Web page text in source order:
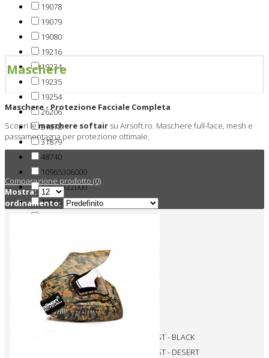
19078
19079
19080
19216
19234
19235
19254
26206
31878
31879
48740
10965306000
10965322000
10965332800
AC6OVN09
Berretti
Cappelli
FM-F0026-BK
FM-F0026-OD
HALF MASK II FMA PER CASCO FAST - BLACK
HALF MASK II FMA PER CASCO FAST - DESERT
Maschere
Maschere - Protezione Facciale Completa
Scopri lemaschere softair su Airsoft.ro. Maschere full-face, mesh e
passamontagna per protezione ottimale.
Comparazione prodotto (0)
Mostra:
ordinamento: